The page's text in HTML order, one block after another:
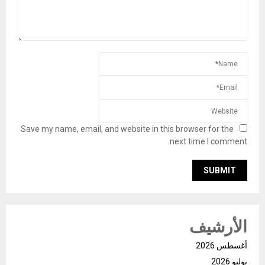
Save my name, email, and website in this browser for the
next time I comment.
الأرشيف
أغسطس 2026
يوليو 2026